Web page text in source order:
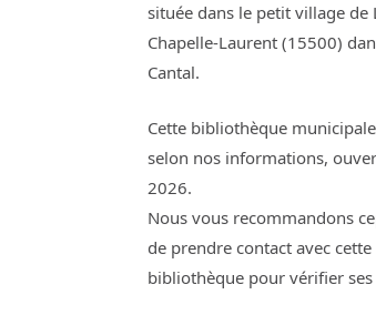
située dans le petit village de
Chapelle-Laurent (15500)
Cantal.
Cette bibliothèque
selon nos informations,
2026.
Nous vous recommandons
de prendre contact avec cette
bibliothèque pour vérifier ses